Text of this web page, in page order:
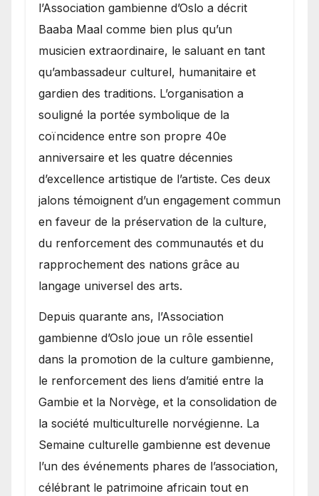
l’Association gambienne d’Oslo a décrit
Baaba Maal comme bien plus qu’un
musicien extraordinaire, le saluant en tant
qu’ambassadeur culturel, humanitaire et
gardien des traditions. L’organisation a
souligné la portée symbolique de la
coïncidence entre son propre 40e
anniversaire et les quatre décennies
d’excellence artistique de l’artiste. Ces deux
jalons témoignent d’un engagement commun
en faveur de la préservation de la culture,
du renforcement des communautés et du
rapprochement des nations grâce au
langage universel des arts.
​Depuis quarante ans, l’Association
gambienne d’Oslo joue un rôle essentiel
dans la promotion de la culture gambienne,
le renforcement des liens d’amitié entre la
Gambie et la Norvège, et la consolidation de
la société multiculturelle norvégienne. La
Semaine culturelle gambienne est devenue
l’un des événements phares de l’association,
célébrant le patrimoine africain tout en